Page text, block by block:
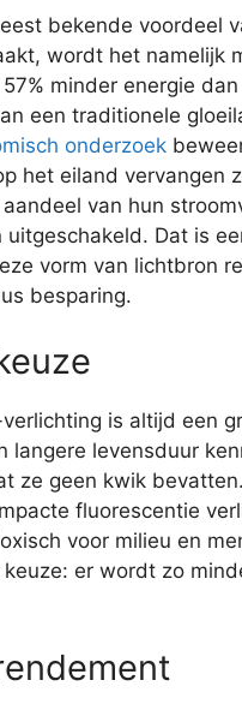
bekende voordeel
wordt het namelijk
minder energie
een traditionele
onderzoek
het eiland vervangen
van hun
Dat is
vorm van lichtbron
besparing.
is altijd een
langere levensduur
ze geen kwik
fluorescentie
voor milieu en
er wordt zo